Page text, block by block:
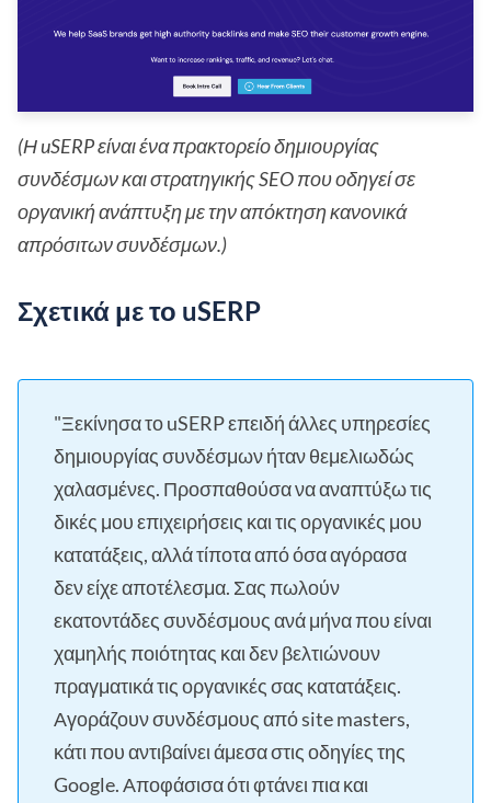
(Η uSERP είναι ένα πρακτορείο δημιουργίας
συνδέσμων και στρατηγικής SEO που οδηγεί σε
οργανική ανάπτυξη με την απόκτηση κανονικά
απρόσιτων συνδέσμων.)
Σχετικά με το uSERP
"Ξεκίνησα το uSERP επειδή άλλες υπηρεσίες
δημιουργίας συνδέσμων ήταν θεμελιωδώς
χαλασμένες. Προσπαθούσα να αναπτύξω τις
δικές μου επιχειρήσεις και τις οργανικές μου
κατατάξεις, αλλά τίποτα από όσα αγόρασα
δεν είχε αποτέλεσμα. Σας πωλούν
εκατοντάδες συνδέσμους ανά μήνα που είναι
χαμηλής ποιότητας και δεν βελτιώνουν
πραγματικά τις οργανικές σας κατατάξεις.
Αγοράζουν συνδέσμους από site masters,
κάτι που αντιβαίνει άμεσα στις οδηγίες της
Google. Αποφάσισα ότι φτάνει πια και